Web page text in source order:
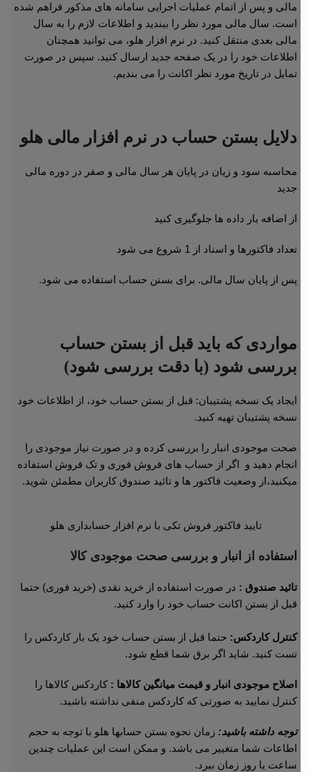
مالی و پس از اتمام عملیات اجرایی سامانه های مذکور فراهم شده
است. سال مالی مورد نظر را ببندید و اطلاعات لازم را به سال
مالی بعدی منتقل کنید. در نرم افزار هلو، می توانید همچنان
اطلاعات خود را در یک صفحه جدید ارسال کنید. سپس در صورت
تمایل در تاریخ مورد نظر اکانت را می بندیم.
دلایل بستن حساب در نرم افزار مالی هلو
محاسبه سود و زیان در پایان هر سال مالی و صفر در دوره مالی
جدید
از اضافه بار داده ها جلوگیری کنید
تعداد فاکتورها و اسناد از 1 شروع می شود
پس از پایان سال مالی. برای بستن حساب استفاده می شود.
مواردی که باید قبل از بستن حساب
بررسی شود (با دقت بررسی شود)
ایجاد یک نسخه پشتیبان: قبل از بستن حساب خود، از اطلاعات خود
نسخه پشتیبان تهیه کنید.
صحت موجودی انبار را بررسی کرده و در صورت نیاز موجودی را
انجام دهید و اگر از حساب های فروش فوری و تک فروش استفاده
میکنید،از وضعیت فاکتور ها و تائید صندوق کاربران مطمئن شوید.
تایید فاکتور فروش تکی با نرم افزار حسابداری هلو
استفاده از انبار و بررسی صحت موجودی کالا
تائید صندوق : در صورت استفاده از خرید نقدی (خرید فوری) حتما
قبل از بستن اکانت حساب خود را وارد کنید.
کنترل کاردکس: حتما قبل از بستن حساب خود یک بار کاردکس را
تست کنید. شاید اگر برق شما قطع شود.
اصلاح موجودی انبار و قیمت میانگین کالاها : کاردکس کالاها را
کنترل نمایید به صورتی که کاردکس منفی نداشته باشید.
توجه داشته باشید: زمان نحوه بستن حسابها هلو با توجه به حجم
اطاعات شما متغییر می باشد. و ممکن است این عملیات چندین
ساعت یا روز زمان ببرد.